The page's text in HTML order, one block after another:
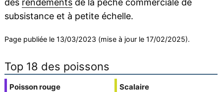
des rendementsde la pêche commerciale de
subsistance et à petite échelle.
Page publiée le 13/03/2023 (mise à jour le 17/02/2025).
Top 18 des poissons
Poisson rouge
Scalaire